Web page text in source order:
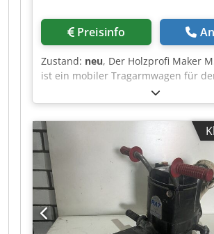
Preisinfo
Zustand: neu, Der Holzprofi Maker
ist ein mobiler Tragarmwagen für
Transport und die strukturierte
Platten, Latten und anderen
nach Lackierarbeiten lassen sich
übersichtlich ablegen, sodass sie
trocknen können. Die Wagenbreite ist
bis 1250 mm verstellbar und passt
flexibel an unterschiedliche
an. Mit zehn Fächern und einer
Fachtiefe von 1395 mm bietet der
Platz für lange oder großformatige